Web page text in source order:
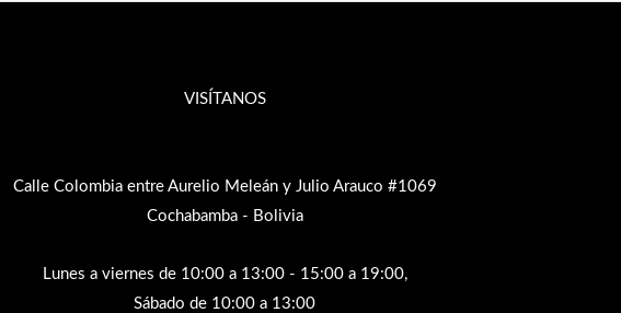
VISÍTANOS
Calle Colombia entre Aurelio Meleán y Julio Arauco #1069
Cochabamba - Bolivia
Lunes a viernes de 10:00 a 13:00 - 15:00 a 19:00,
Sábado de 10:00 a 13:00